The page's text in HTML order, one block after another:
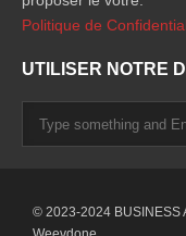
Politique de
UTILISER NOTRE
© 2023-2024 BUSINESS